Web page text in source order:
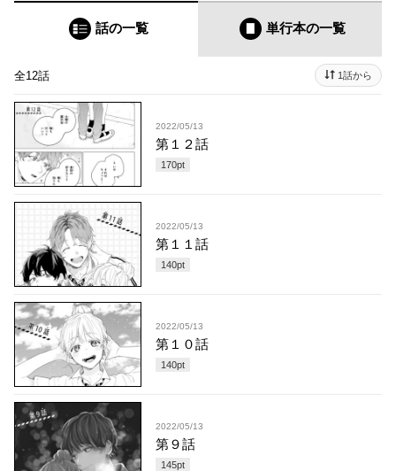
話の一覧 単行本の一覧
全12話 1話から
2022/05/13
第１２話
170pt
2022/05/13
第１１話
140pt
2022/05/13
第１０話
140pt
2022/05/13
第９話
145pt